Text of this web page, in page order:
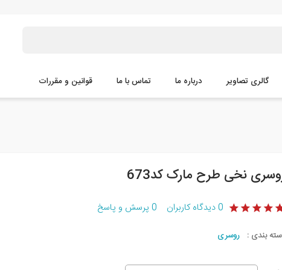
گالری تصاویر درباره ما تماس با ما قوانین و مقررات
نخی طرح مارک کد673
0دیدگاه کاربران 0 پرسش و پاسخ
بندی : روسری